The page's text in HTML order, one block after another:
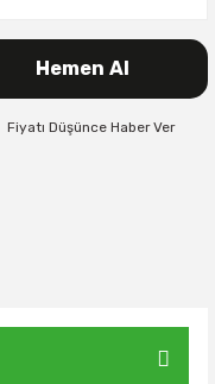
Hemen Al
Fiyatı Düşünce Haber Ver